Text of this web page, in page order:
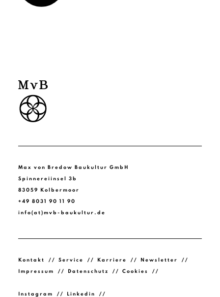
Max von Bredow Baukultur GmbH
Spinnereiinsel 3b
83059 Kolbermoor
+49 8031 90 11 90
info(at)mvb-baukultur.de
Kontakt Service Karriere Newsletter
Impressum Datenschutz Cookies
Instagram Linkedin